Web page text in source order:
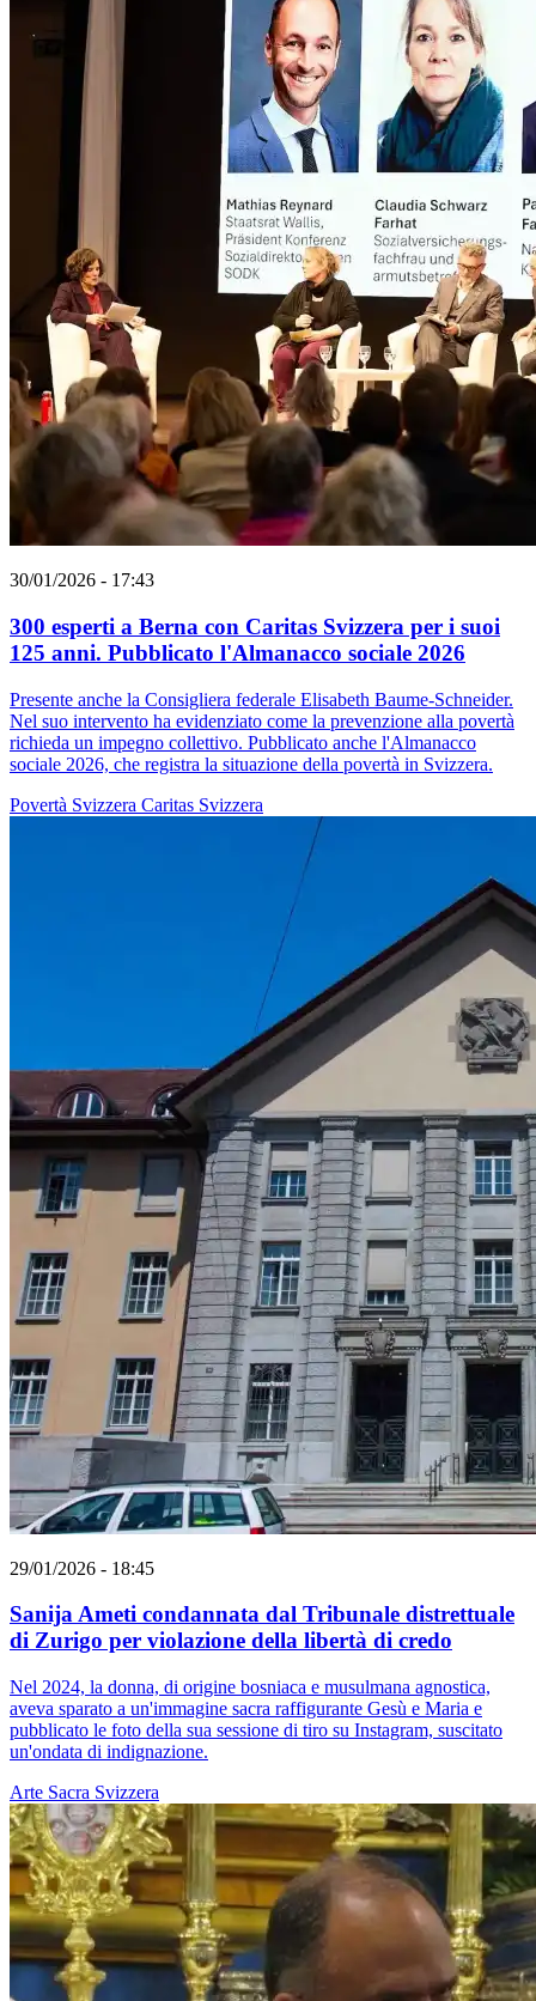
30/01/2026 - 17:43
300 esperti a Berna con Caritas Svizzera per i suoi
125 anni. Pubblicato l'Almanacco sociale 2026
Presente anche la Consigliera federale Elisabeth Baume-Schneider.
Nel suo intervento ha evidenziato come la prevenzione alla povertà
richieda un impegno collettivo. Pubblicato anche l'Almanacco
sociale 2026, che registra la situazione della povertà in Svizzera.
Povertà Svizzera Caritas Svizzera
29/01/2026 - 18:45
Sanija Ameti condannata dal Tribunale distrettuale
di Zurigo per violazione della libertà di credo
Nel 2024, la donna, di origine bosniaca e musulmana agnostica,
aveva sparato a un'immagine sacra raffigurante Gesù e Maria e
pubblicato le foto della sua sessione di tiro su Instagram, suscitato
un'ondata di indignazione.
Arte Sacra Svizzera